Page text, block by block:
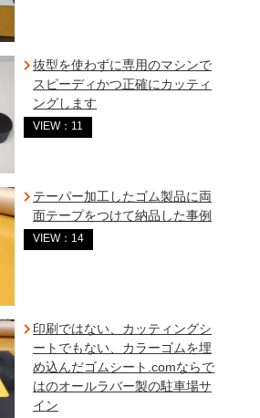
抜型を使わずに専用のマシンで
スピーディかつ正確にカッティ
ングします
VIEW：11
テーパー加工したゴム製品に両
面テープをつけて納品した事例
VIEW：14
印刷ではない、カッティングシ
ートでもない、カラーゴムを埋
め込んだゴムシート.comならで
はのオールラバー製の駐車場サ
イン